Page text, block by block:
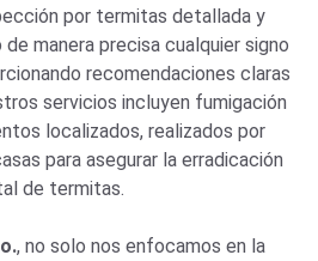
por termitas detallada y
manera precisa cualquier signo
recomendaciones claras
servicios incluyen fumigación
localizados, realizados por
para asegurar la erradicación
de termitas.
, no solo nos enfocamos en la